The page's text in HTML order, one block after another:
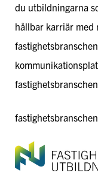
du utbildningarna
hållbar karriär med